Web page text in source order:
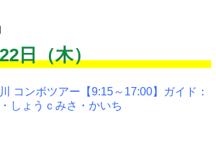
日（木）
コンボツアー【9:15～17:00】ガイド：
しょうｃみさ・かいち